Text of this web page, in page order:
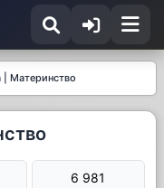
Материнство
6 981